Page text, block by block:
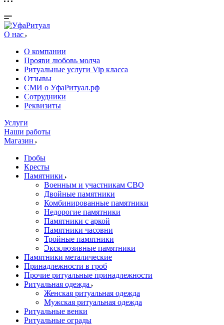
О нас
О компании
Прояви любовь молча
Ритуальные услуги Vip класса
Отзывы
СМИ о УфаРитуал.рф
Сотрудники
Реквизиты
Услуги
Наши работы
Магазин
Гробы
Кресты
Памятники
Военным и участникам СВО
Двойные памятники
Комбинированные памятники
Недорогие памятники
Памятники с аркой
Памятники часовни
Тройные памятники
Эксклюзивные памятники
Памятники металические
Принадлежности в гроб
Прочие ритуальные принадлежности
Ритуальная одежда
Женская ритуальная одежда
Мужская ритуальная одежда
Ритуальные венки
Ритуальные ограды